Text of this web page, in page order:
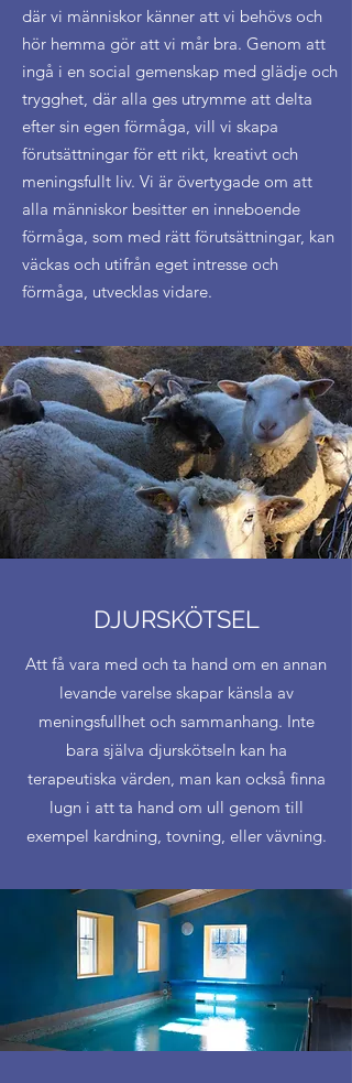
där vi människor känner att vi behövs och
hör hemma gör att vi mår bra. Genom att
ingå i en social gemenskap med glädje och
trygghet, där alla ges utrymme att delta
efter sin egen förmåga, vill vi skapa
förutsättningar för ett rikt, kreativt och
meningsfullt liv. Vi är övertygade om att
alla människor besitter en inneboende
förmåga, som med rätt förutsättningar, kan
väckas och utifrån eget intresse och
förmåga, utvecklas vidare.
DJURSKÖTSEL
Att få vara med och ta hand om en annan
levande varelse skapar känsla av
meningsfullhet och sammanhang. Inte
bara själva djurskötseln kan ha
terapeutiska värden, man kan också finna
lugn i att ta hand om ull genom till
exempel kardning, tovning, eller vävning.